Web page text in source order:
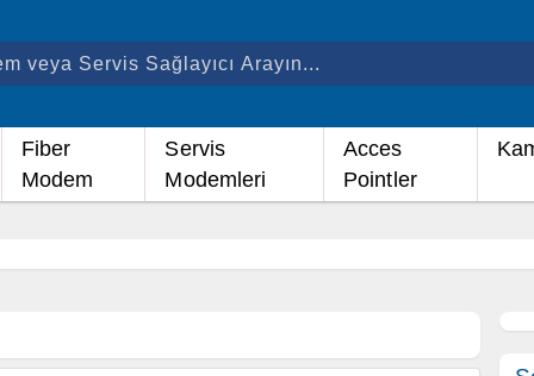
Fiber
Modem
Servis
Modemleri
Acces
Pointler